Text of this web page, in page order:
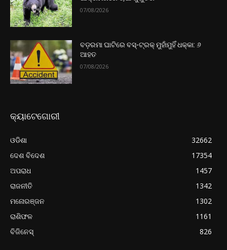
07/08/2026
ବଡ଼ରମା ଘାଟିରେ ବସ୍-ଟ୍ରକ୍ ମୁହାଁମୁହିଁ ଧକ୍କା: ୬
ଆହତ
07/08/2026
କ୍ୟାଟେଗୋରୀ
ଓଡିଶା
32662
ଦେଶ ବିଦେଶ
17354
ଅପରାଧ
1457
ରାଜନୀତି
1342
ମନୋରଞ୍ଜନ
1302
ରାଶିଫଳ
1161
ବିଜିନେସ୍
826